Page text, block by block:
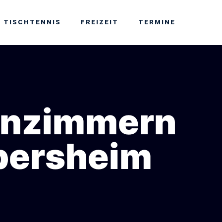
TISCHTENNIS FREIZEIT TERMINE